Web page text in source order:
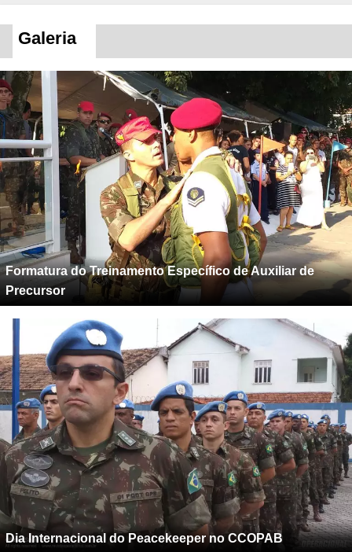
Galeria
Formatura do Treinamento Específico de Auxiliar de
Precursor
Dia Internacional do Peacekeeper no CCOPAB